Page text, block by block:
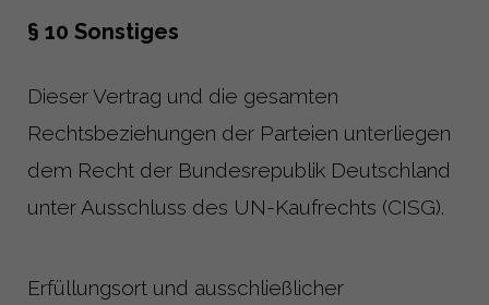
§ 10 Sonstiges
Dieser Vertrag und die gesamten
Rechtsbeziehungen der Parteien unterliegen
dem Recht der Bundesrepublik Deutschland
unter Ausschluss des UN-Kaufrechts (CISG).
Erfüllungsort und ausschließlicher